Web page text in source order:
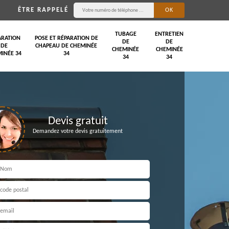
ÊTRE RAPPELÉ
DE
34
POSE ET RÉPARATION DE
CHAPEAU DE CHEMINÉE
34
TUBAGE
DE
CHEMINÉE
34
ENTRETIEN
DE
CHEMINÉE
34
Devis gratuit
Demandez votre devis gratuitement